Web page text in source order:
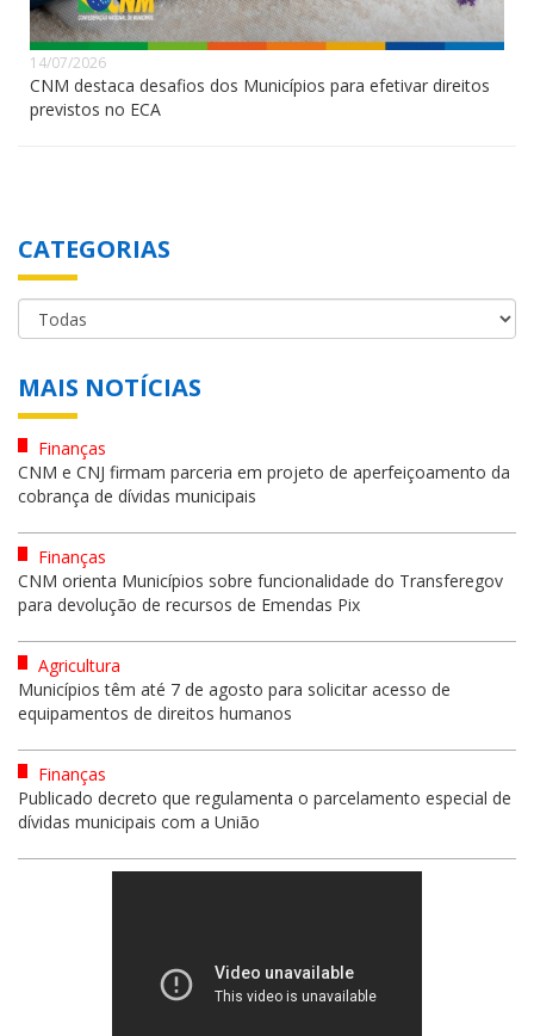
14/07/2026
CNM destaca desafios dos Municípios para efetivar direitos
previstos no ECA
CATEGORIAS
MAIS NOTÍCIAS
Finanças
CNM e CNJ firmam parceria em projeto de aperfeiçoamento da
cobrança de dívidas municipais
Finanças
CNM orienta Municípios sobre funcionalidade do Transferegov
para devolução de recursos de Emendas Pix
Agricultura
Municípios têm até 7 de agosto para solicitar acesso de
equipamentos de direitos humanos
Finanças
Publicado decreto que regulamenta o parcelamento especial de
dívidas municipais com a União